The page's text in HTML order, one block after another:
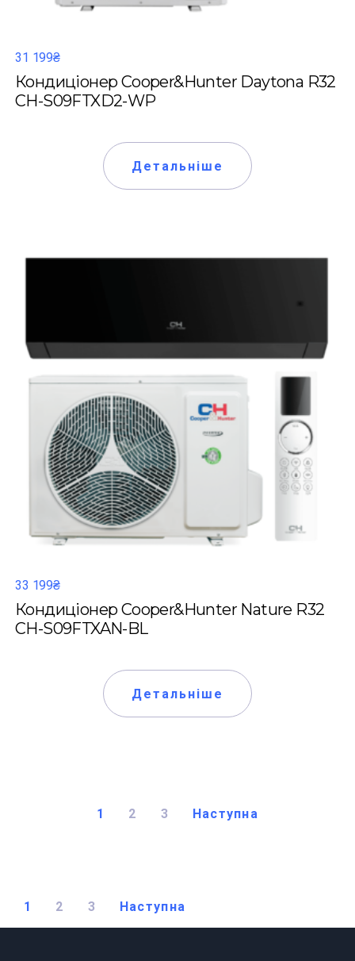
31 199₴
Кондиціонер Cooper&Hunter Daytona R32
CH-S09FTXD2-WP
Детальніше
33 199₴
Кондиціонер Cooper&Hunter Nature R32
CH-S09FTXAN-BL
Детальніше
1 2 3 Наступна
1 2 3 Наступна